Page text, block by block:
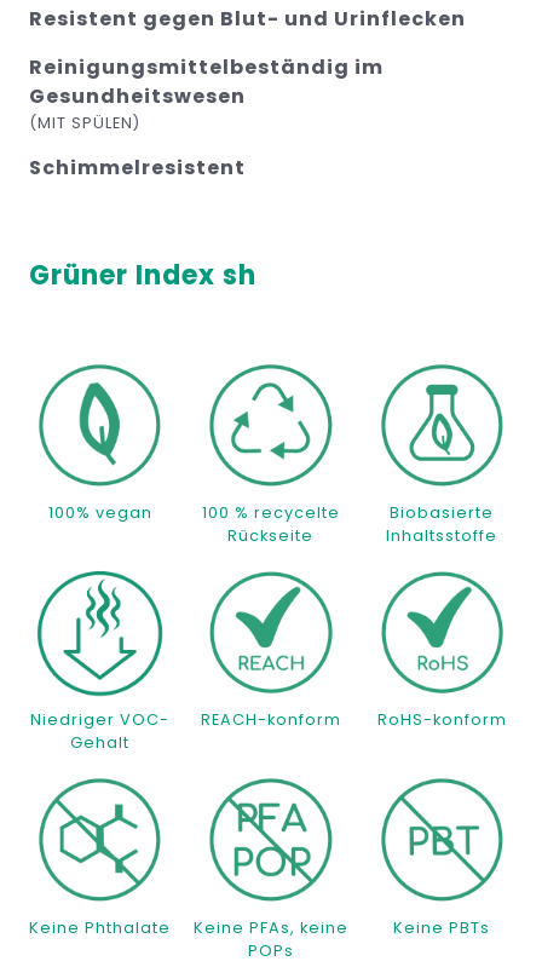
Resistent gegen Blut- und Urinflecken
Reinigungsmittelbeständig im
Gesundheitswesen
(MIT SPÜLEN)
Schimmelresistent
Grüner Index sh
100% vegan
100 % recycelte
Rückseite
Biobasierte
Inhaltsstoffe
Niedriger VOC-
Gehalt
REACH-konform RoHS-konform
Keine Phthalate
Keine PFAs, keine
POPs
Keine PBTs